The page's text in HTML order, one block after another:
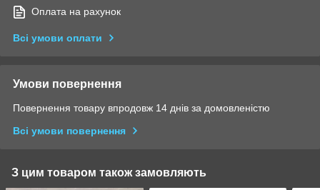
Оплата на рахунок
Всі умови оплати
Умови повернення
Повернення товару впродовж 14 днів за домовленістю
Всі умови повернення
З цим товаром також замовляють